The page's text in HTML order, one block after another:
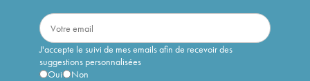
J'accepte le suivi de mes emails afin de recevoir des
suggestions personnalisées
Oui
Non